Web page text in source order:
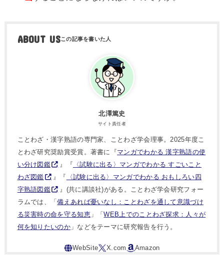
ABOUT US
北澤篤史
サイト責任者
ことわざ・漢字熟語の専門家、ことわざ学会理事。2025年度こ
とわざ研究奨励賞受賞。著書に『マンガでわかる 漢字熟語の使
い分け図鑑
』『 〈試験に出る〉マンガでわかる すごいこと
わざ図鑑
』『
〈試験に出る〉マンガでわかる おもしろい四
字熟語図鑑
』(共に講談社)がある。ことわざ学会研究フォー
ラムでは、「備えあれば憂いなし：ことわざを通して意識づけ
る災害時の命を守る知恵」「WEB上でのことわざ探求：人々が
何を知りたいのか」などをテーマに研究報告を行う。